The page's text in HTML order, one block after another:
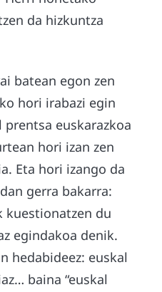
da hizkuntza
batean egon zen
hori irabazi egin
euskarazkoa
hori izan zen
Eta hori izango da
gerra bakarra:
du
egindakoa denik.
hedabideez: euskal
baina “euskal